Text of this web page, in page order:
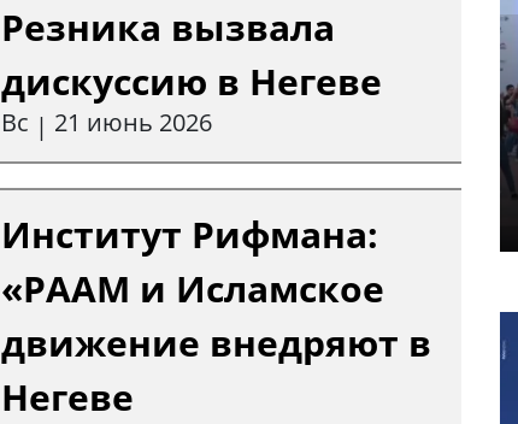
Резника вызвала
дискуссию в Негеве
Вс | 21 июнь 2026
Институт Рифмана:
«РААМ и Исламское
движение внедряют в
Негеве